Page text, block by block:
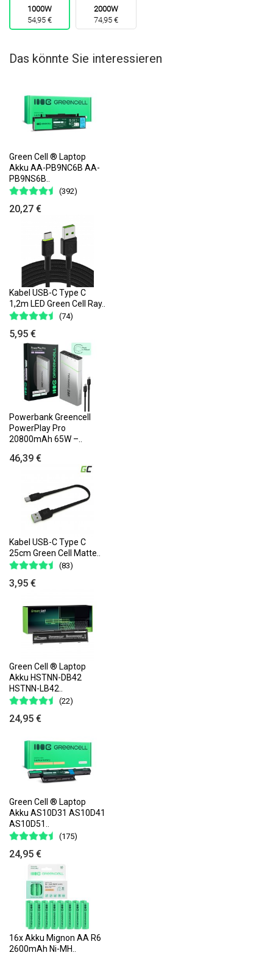
1000W
54,95 €
2000W
74,95 €
Das könnte Sie interessieren
Green Cell ® Laptop
Akku AA-PB9NC6B AA-
PB9NS6B..
(392)
20,27 €
Kabel USB-C Type C
1,2m LED Green Cell Ray..
(74)
5,95 €
Powerbank Greencell
PowerPlay Pro
20800mAh 65W –..
46,39 €
Kabel USB-C Type C
25cm Green Cell Matte..
(83)
3,95 €
Green Cell ® Laptop
Akku HSTNN-DB42
HSTNN-LB42..
(22)
24,95 €
Green Cell ® Laptop
Akku AS10D31 AS10D41
AS10D51..
(175)
24,95 €
16x Akku Mignon AA R6
2600mAh Ni-MH..